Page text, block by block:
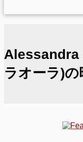
Alessandra
ラオーラ)の